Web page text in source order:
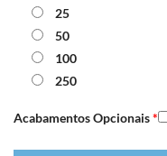
25
50
100
250
Acabamentos Opcionais*